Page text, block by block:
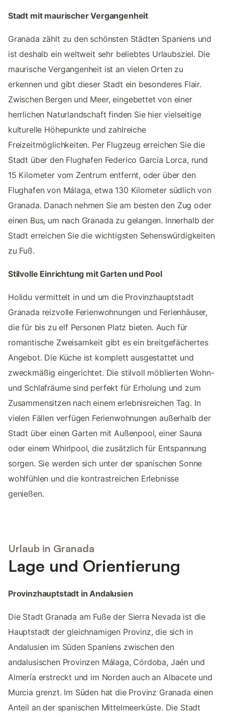
Stadt mit maurischer Vergangenheit
Granada zählt zu den schönsten Städten Spaniens und
ist deshalb ein weltweit sehr beliebtes Urlaubsziel. Die
maurische Vergangenheit ist an vielen Orten zu
erkennen und gibt dieser Stadt ein besonderes Flair.
Zwischen Bergen und Meer, eingebettet von einer
herrlichen Naturlandschaft finden Sie hier vielseitige
kulturelle Höhepunkte und zahlreiche
Freizeitmöglichkeiten. Per Flugzeug erreichen Sie die
Stadt über den Flughafen Federico García Lorca, rund
15 Kilometer vom Zentrum entfernt, oder über den
Flughafen von Málaga, etwa 130 Kilometer südlich von
Granada. Danach nehmen Sie am besten den Zug oder
einen Bus, um nach Granada zu gelangen. Innerhalb der
Stadt erreichen Sie die wichtigsten Sehenswürdigkeiten
zu Fuß.
Stilvolle Einrichtung mit Garten und Pool
Holidu vermittelt in und um die Provinzhauptstadt
Granada reizvolle Ferienwohnungen und Ferienhäuser,
die für bis zu elf Personen Platz bieten. Auch für
romantische Zweisamkeit gibt es ein breitgefächertes
Angebot. Die Küche ist komplett ausgestattet und
zweckmäßig eingerichtet. Die stilvoll möblierten Wohn-
und Schlafräume sind perfekt für Erholung und zum
Zusammensitzen nach einem erlebnisreichen Tag. In
vielen Fällen verfügen Ferienwohnungen außerhalb der
Stadt über einen Garten mit Außenpool, einer Sauna
oder einem Whirlpool, die zusätzlich für Entspannung
sorgen. Sie werden sich unter der spanischen Sonne
wohlfühlen und die kontrastreichen Erlebnisse
genießen.
Urlaub in Granada
Lage und Orientierung
Provinzhauptstadt in Andalusien
Die Stadt Granada am Fuße der Sierra Nevada ist die
Hauptstadt der gleichnamigen Provinz, die sich in
Andalusien im Süden Spaniens zwischen den
andalusischen Provinzen Málaga, Córdoba, Jaén und
Almería erstreckt und im Norden auch an Albacete und
Murcia grenzt. Im Süden hat die Provinz Granada einen
Anteil an der spanischen Mittelmeerküste. Die Stadt